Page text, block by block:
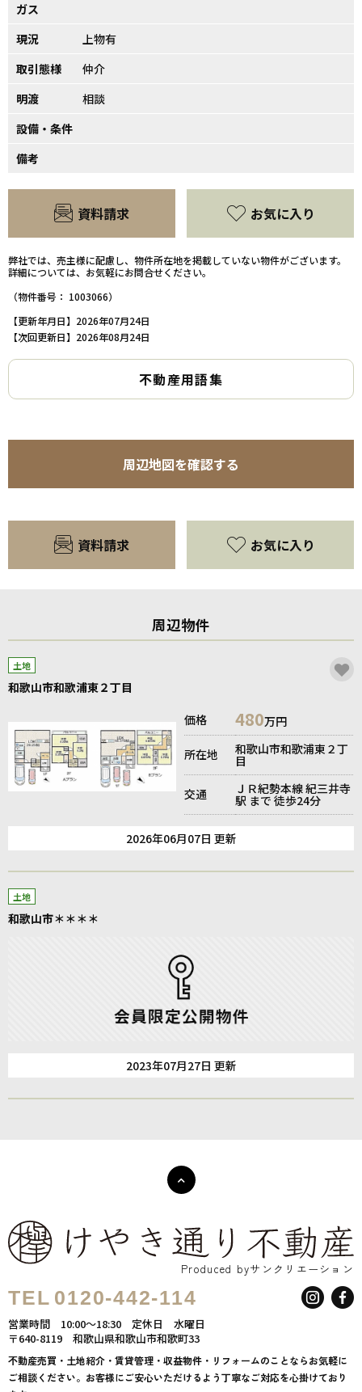
ガス
現況
上物有
取引態様
仲介
明渡
相談
設備・条件
備考
資料請求 お気に入り
弊社では、売主様に配慮し、物件所在地を掲載していない物件がございます。
詳細については、お気軽にお問合せください。
（物件番号： 1003066）
【更新年月日】2026年07月24日
【次回更新日】2026年08月24日
不動産用語集
周辺地図を確認する
資料請求 お気に入り
周辺物件
土地
和歌山市和歌浦東２丁目
価格
480万円
所在地 和歌山市和歌浦東２丁
目
交通 ＪＲ紀勢本線 紀三井寺
駅 まで 徒歩24分
2026年06月07日 更新
土地
和歌山市＊＊＊＊
2023年07月27日 更新
Produced byサンクリエーション
TEL 0120-442-114
営業時間 10:00～18:30 定休日 水曜日
〒640-8119 和歌山県和歌山市和歌町33
不動産売買・土地紹介・賃貸管理・収益物件・リフォームのことならお気軽に
ご相談ください。お客様にご安心いただけるよう丁寧なご対応を心掛けており